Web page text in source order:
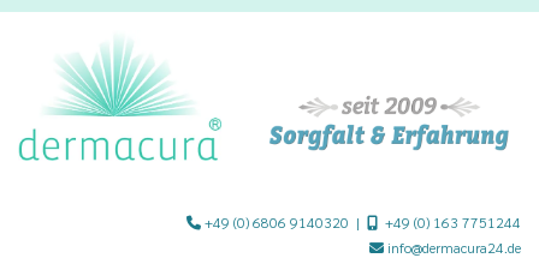
Zum Inhalt springen
 +49 (0) 6806 9140320 |  +49 (0) 163 7751244
 info@dermacura24.de